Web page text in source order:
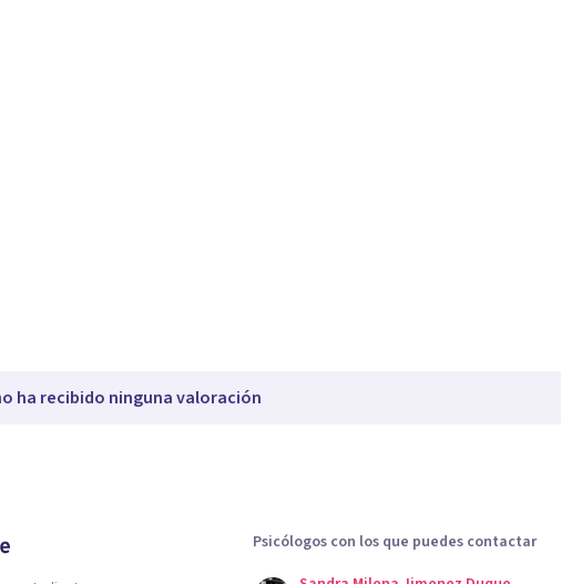
ha recibido ninguna valoración
Psicólogos con los que puedes contactar